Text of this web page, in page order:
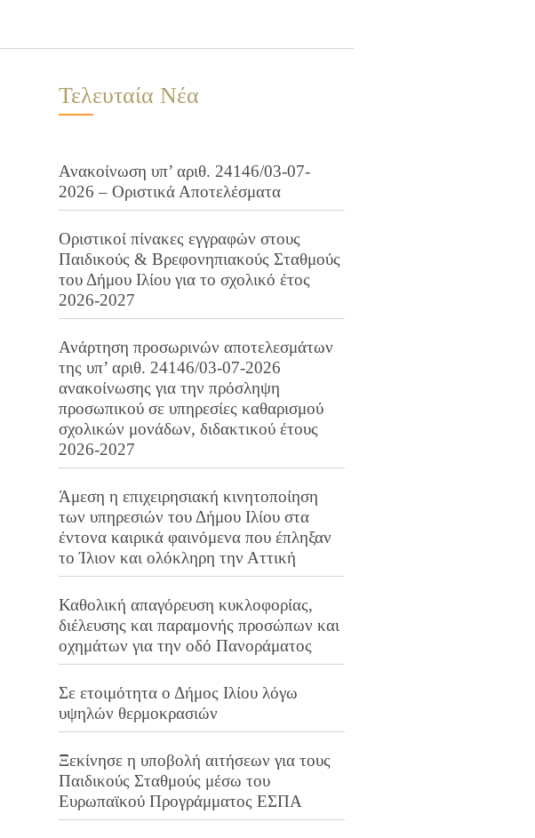
Τελευταία Νέα
Ανακοίνωση υπ’ αριθ. 24146/03-07-
2026 – Οριστικά Αποτελέσματα
Οριστικοί πίνακες εγγραφών στους
Παιδικούς & Βρεφονηπιακούς Σταθμούς
του Δήμου Ιλίου για το σχολικό έτος
2026-2027
Ανάρτηση προσωρινών αποτελεσμάτων
της υπ’ αριθ. 24146/03-07-2026
ανακοίνωσης για την πρόσληψη
προσωπικού σε υπηρεσίες καθαρισμού
σχολικών μονάδων, διδακτικού έτους
2026-2027
Άμεση η επιχειρησιακή κινητοποίηση
των υπηρεσιών του Δήμου Ιλίου στα
έντονα καιρικά φαινόμενα που έπληξαν
το Ίλιον και ολόκληρη την Αττική
Καθολική απαγόρευση κυκλοφορίας,
διέλευσης και παραμονής προσώπων και
οχημάτων για την οδό Πανοράματος
Σε ετοιμότητα ο Δήμος Ιλίου λόγω
υψηλών θερμοκρασιών
Ξεκίνησε η υποβολή αιτήσεων για τους
Παιδικούς Σταθμούς μέσω του
Ευρωπαϊκού Προγράμματος ΕΣΠΑ